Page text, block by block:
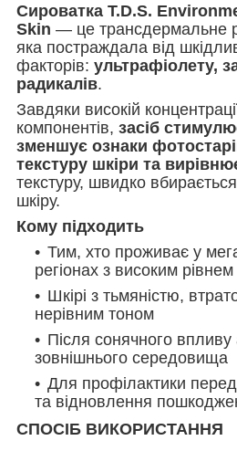
Сироватка T.D.S.
Skin — це трансдермальне
яка постраждала від
факторів: ультрафіолету,
радикалів.
Завдяки високій
компонентів, засіб
зменшує ознаки
текстуру шкіри та
текстуру, швидко
шкіру.
Кому підходить
Тим, хто проживає у
регіонах з високим
Шкірі з тьмяністю,
нерівним тоном
Після сонячного
зовнішнього середовища
Для профілактики
та відновлення
СПОСІБ ВИКОРИСТАННЯ